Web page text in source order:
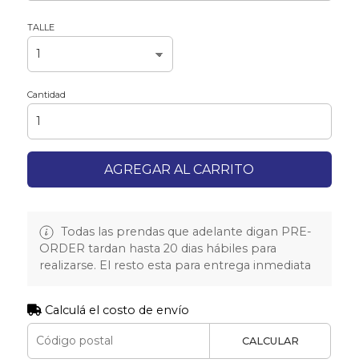
TALLE
Cantidad
AGREGAR AL CARRITO
Todas las prendas que adelante digan PRE-
ORDER tardan hasta 20 dias hábiles para
realizarse. El resto esta para entrega inmediata
Calculá el costo de envío
CALCULAR